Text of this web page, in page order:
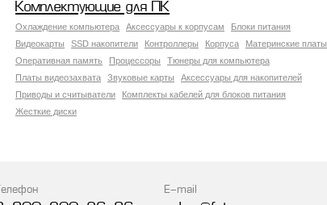
Комплектующие для ПК
Охлаждение компьютера Аксессуары к корпусам
Блоки питания
Видеокарты
SSD накопители Контроллеры Корпуса
Материнские платы
Оперативная память
Процессоры
Тюнеры для компьютера
Платы видеозахвата
Звуковые карты
Аксессуары для накопителей
Приводы и считыватели
Комплекты кабелей для блоков питания
Жесткие диски
Телефон E-mail